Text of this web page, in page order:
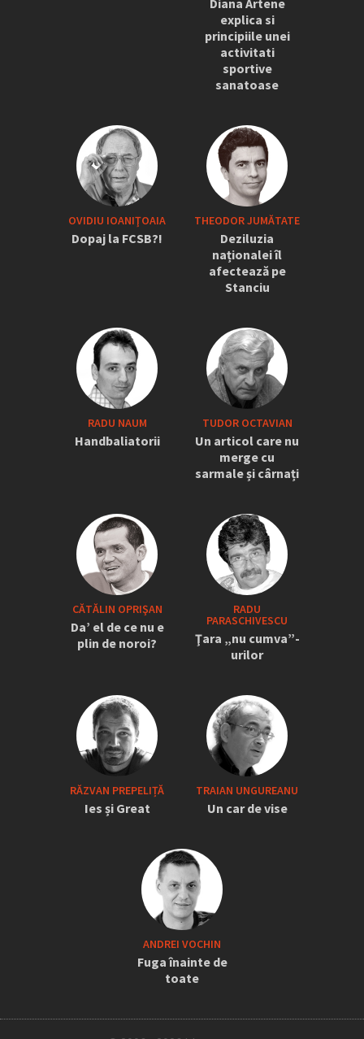
explica si
principiile unei
activitati
sportive
sanatoase
OVIDIU IOANIŢOAIA
Dopaj la FCSB?!
THEODOR JUMĂTATE
Deziluzia
naționalei îl
afectează pe
Stanciu
RADU NAUM
Handbaliatorii
TUDOR OCTAVIAN
Un articol care nu
merge cu
sarmale și cârnați
CĂTĂLIN OPRIŞAN
Da’ el de ce nu e
plin de noroi?
RADU
PARASCHIVESCU
Ţara „nu cumva”-
urilor
RĂZVAN PREPELIȚĂ
Ies și Great
TRAIAN UNGUREANU
Un car de vise
ANDREI VOCHIN
Fuga înainte de
toate